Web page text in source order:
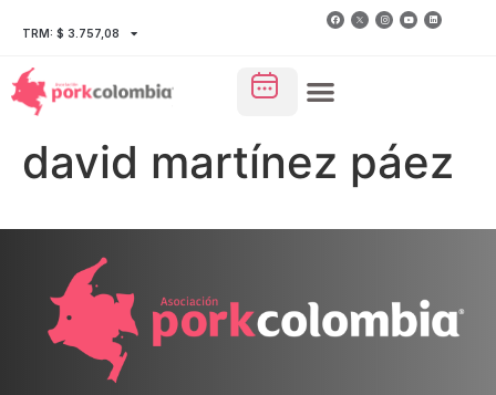
TRM: $ 3.757,08
david martínez páez